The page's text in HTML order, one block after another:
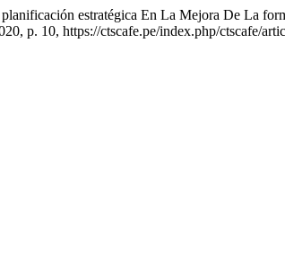
estratégica En La Mejora De La
p. 10, https://ctscafe.pe/index.php/ctscafe/